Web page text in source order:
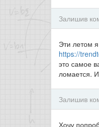
Залишив
Эти летом
https://
это самое
ломается.
Залишив
Хочу